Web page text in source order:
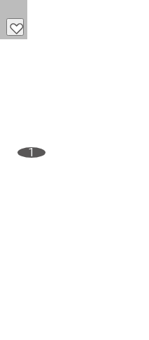
1